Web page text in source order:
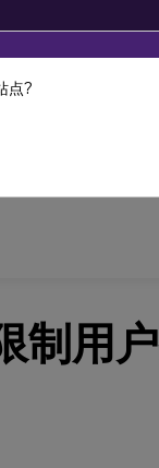
制用
点?